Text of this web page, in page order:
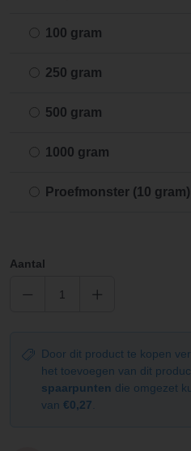
100 gram
250 gram
500 gram
1000 gram
Proefmonster (10 gram)
Aantal
Door dit product te kopen
het toevoegen van dit
spaarpunten die omgezet
van €0,27